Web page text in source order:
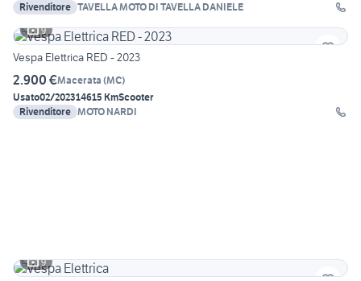
Rivenditore TAVELLA MOTO DI TAVELLA DANIELE
9
Vespa Elettrica RED - 2023
2.900 €Macerata (MC)
Usato02/202314615 KmScooter
Rivenditore MOTO NARDI
9